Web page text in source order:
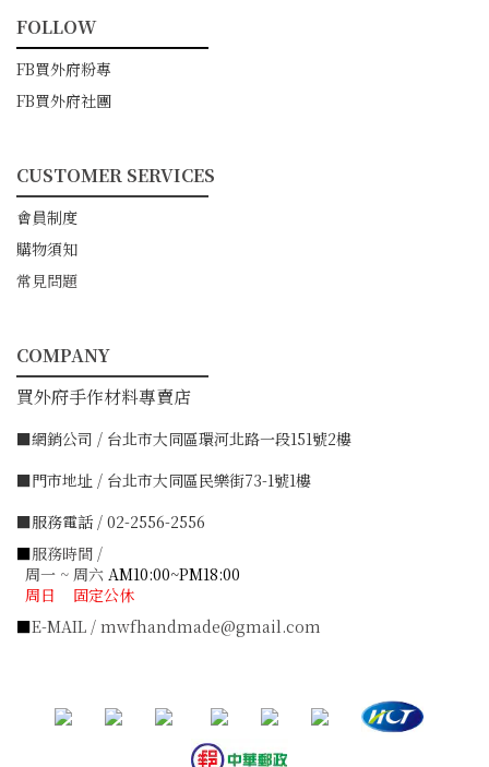
FOLLOW
━━━━━━━━━━━
FB買外府粉專
FB買外府社團
CUSTOMER SERVICES
━━━━━━━━━━━
會員制度
購物須知
常見問題
COMPANY
━━━━━━━━━━━
買外府手作材料專賣店
■網銷公司 / 台北市大同區環河北路一段151號2樓
■門市地址 / 台北市大同區民樂街73-1號1樓
■服務電話 / 02-2556-2556
■服務時間 /
周一 ~ 周六 AM10:00~PM18:00
周日 固定公休
■E-MAIL / mwfhandmade@gmail.com